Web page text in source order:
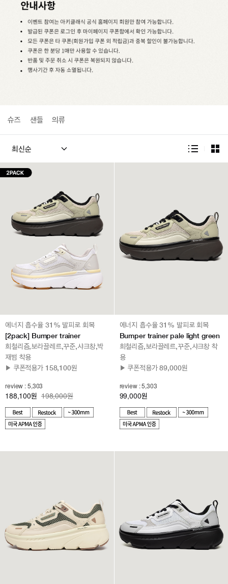
슈즈 샌들 의류
에너지 흡수율 31% 발피로 회복
[2pack] Bumper trainer
희철리즘,보라끌레르,꾸준,샤크창,박
재범 착용
▶ 쿠폰적용가 158,100원
review : 5,303
188,100원 198,000원
에너지 흡수율 31% 발피로 회복
Bumper trainer pale light green
희철리즘,보라끌레르,꾸준,샤크창 착
용
▶ 쿠폰적용가 89,000원
review : 5,303
99,000원